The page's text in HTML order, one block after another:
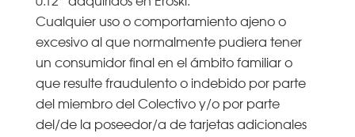
Cualquier uso o comportamiento ajeno o
excesivo al que normalmente pudiera tener
un consumidor final en el ámbito familiar o
que resulte fraudulento o indebido por parte
del miembro del Colectivo y/o por parte
del/de la poseedor/a de tarjetas adicionales